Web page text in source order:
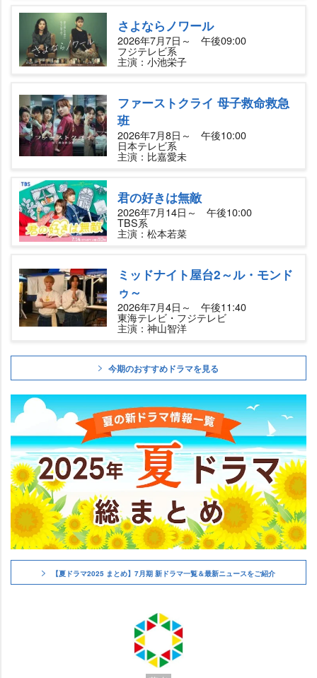
さよならノワール
2026年7月7日～ 午後09:00
フジテレビ系
主演：小池栄子
ファーストクライ 母子救命救急
班
2026年7月8日～ 午後10:00
日本テレビ系
主演：比嘉愛未
君の好きは無敵
2026年7月14日～ 午後10:00
TBS系
主演：松本若菜
ミッドナイト屋台2～ル・モンド
ゥ～
2026年7月4日～ 午後11:40
東海テレビ・フジテレビ
主演：神山智洋
今期のおすすめドラマを見る
【夏ドラマ2025 まとめ】7月期 新ドラマ一覧＆最新ニュースをご紹介